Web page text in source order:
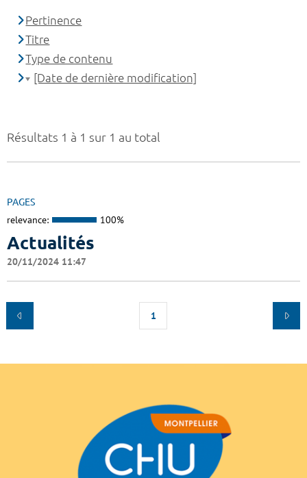
Résultats 1 à 1 sur 1 au total
PAGES
relevance: 100%
Actualités
20/11/2024 11:47
1
Pertinence
Titre
Type de contenu
[Date de dernière modification]